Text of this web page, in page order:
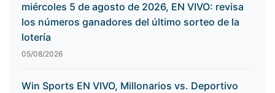
miércoles 5 de agosto de 2026, EN VIVO: revisa
los números ganadores del último sorteo de la
lotería
05/08/2026
Win Sports EN VIVO, Millonarios vs. Deportivo